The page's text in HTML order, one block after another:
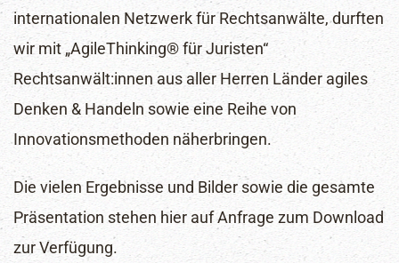
internationalen Netzwerk für Rechtsanwälte, durften
wir mit „AgileThinking® für Juristen“
Rechtsanwält:innen aus aller Herren Länder agiles
Denken & Handeln sowie eine Reihe von
Innovationsmethoden näherbringen.
Die vielen Ergebnisse und Bilder sowie die gesamte
Präsentation stehen hier auf Anfrage zum Download
zur Verfügung.
Newsletter